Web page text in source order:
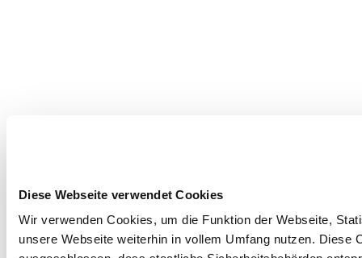
Diese Webseite verwendet Cookies
Wir verwenden Cookies, um die Funktion der Webseite,
unsere Webseite weiterhin in vollem Umfang nutzen.